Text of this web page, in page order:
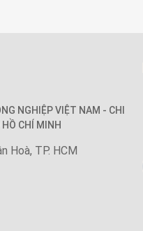
NGHIỆPVIỆT NAM - CHI
CHÍ MINH
Hoà, TP. HCM